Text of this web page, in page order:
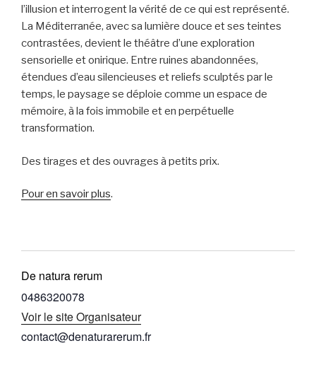
l’illusion et interrogent la vérité de ce qui est représenté.
La Méditerranée, avec sa lumière douce et ses teintes
contrastées, devient le théâtre d’une exploration
sensorielle et onirique. Entre ruines abandonnées,
étendues d’eau silencieuses et reliefs sculptés par le
temps, le paysage se déploie comme un espace de
mémoire, à la fois immobile et en perpétuelle
transformation.
Des tirages et des ouvrages à petits prix.
Pour en savoir plus.
De natura rerum
0486320078
Voir le site Organisateur
contact@denaturarerum.fr